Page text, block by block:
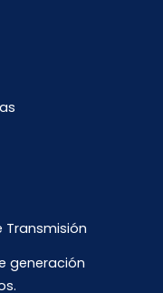
Transmisión
generación